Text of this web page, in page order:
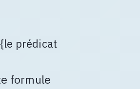
prédicat
formule